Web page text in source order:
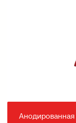
Анодированная